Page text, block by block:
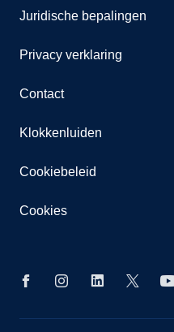
Juridische bepalingen
Privacy verklaring
Contact
Klokkenluiden
Cookiebeleid
Cookies